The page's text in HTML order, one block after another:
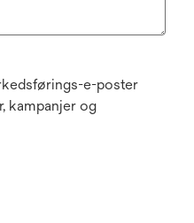
e-poster
kampanjer og